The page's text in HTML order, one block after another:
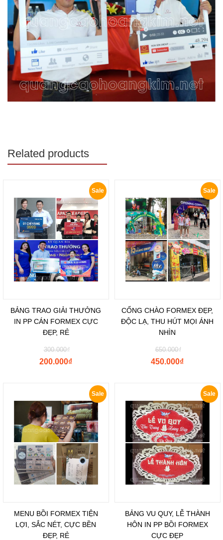
Related products
Sale
BẢNG TRAO GIẢI THƯỞNG
IN PP CÁN FORMEX CỰC
ĐẸP, RẺ
₫
300.000
₫
200.000
Sale
CỔNG CHÀO FORMEX ĐẸP,
ĐỘC LẠ, THU HÚT MỌI ÁNH
NHÌN
₫
650.000
₫
450.000
Sale
MENU BỒI FORMEX TIỆN
LỢI, SẮC NÉT, CỰC BỀN
ĐẸP, RẺ
Sale
BẢNG VU QUY, LỄ THÀNH
HÔN IN PP BỒI FORMEX
CỰC ĐẸP